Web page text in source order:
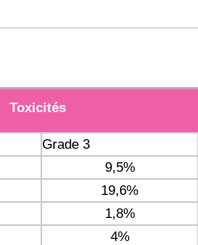
Toxicités
Grade 3
9,5%
19,6%
1,8%
4%